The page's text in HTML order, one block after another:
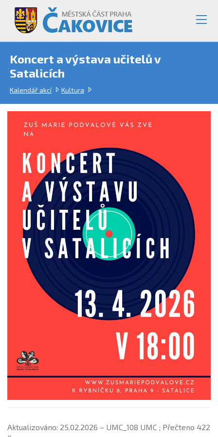
Koncert a výstava učitelů v
Satalicích
Kalendář akcí Kultura
Aktualizováno: 25.02.2026 – UMC_108 UMC ; Přečteno 422